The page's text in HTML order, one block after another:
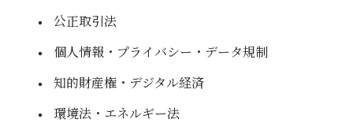
公正取引法
個人情報・プライバシー・データ規制
知的財産権・デジタル経済
環境法・エネルギー法